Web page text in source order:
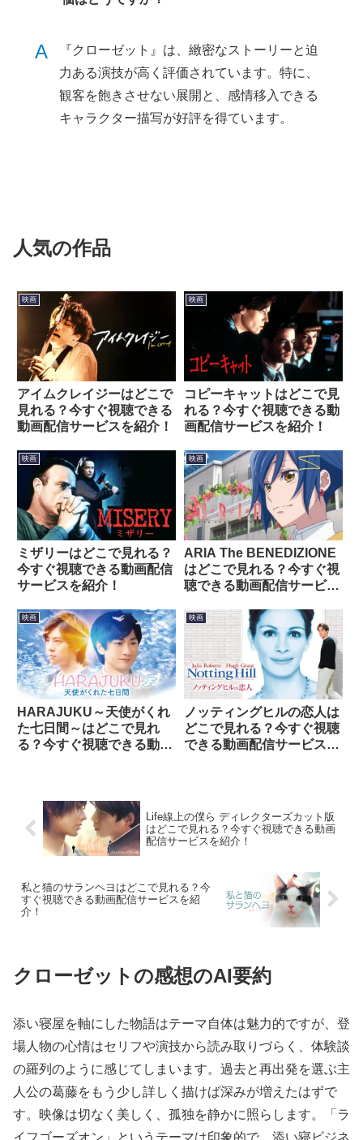
A
『クローゼット』は、緻密なストーリーと迫
力ある演技が高く評価されています。特に、
観客を飽きさせない展開と、感情移入できる
キャラクター描写が好評を得ています。
人気の作品
映画
アイムクレイジーはどこで
見れる？今すぐ視聴できる
動画配信サービスを紹介！
映画
コピーキャットはどこで見
れる？今すぐ視聴できる動
画配信サービスを紹介！
映画
ミザリーはどこで見れる？
今すぐ視聴できる動画配信
サービスを紹介！
映画
ARIA The BENEDIZIONE
はどこで見れる？今すぐ視
聴できる動画配信サービス
映画
HARAJUKU～天使がくれ
た七日間～はどこで見れ
る？今すぐ視聴できる動画
映画
ノッティングヒルの恋人は
どこで見れる？今すぐ視聴
できる動画配信サービスを
Life線上の僕ら ディレクターズカット版
はどこで見れる？今すぐ視聴できる動画
配信サービスを紹介！
私と猫のサランヘヨはどこで見れる？今
すぐ視聴できる動画配信サービスを紹
介！
クローゼットの感想のAI要約
添い寝屋を軸にした物語はテーマ自体は魅力的ですが、登
場人物の心情はセリフや演技から読み取りづらく、体験談
の羅列のように感じてしまいます。過去と再出発を選ぶ主
人公の葛藤をもう少し詳しく描けば深みが増えたはずで
す。映像は切なく美しく、孤独を静かに照らします。「ラ